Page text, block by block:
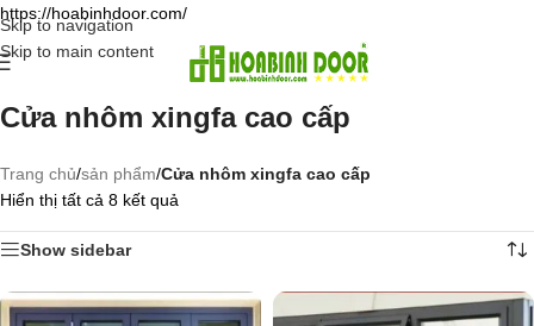
https://hoabinhdoor.com/
Skip to navigation
Skip to main content
Cửa nhôm xingfa cao cấp
Trang chủ/sản phẩm/Cửa nhôm xingfa cao cấp
Hiển thị tất cả 8 kết quả
Show sidebar